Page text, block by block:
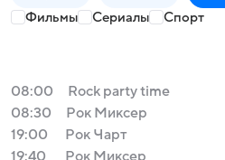
Фильмы Сериалы Спорт
08:00
Rock party time
08:30
Рок Миксер
19:00
Рок Чарт
19:40
Рок Миксер